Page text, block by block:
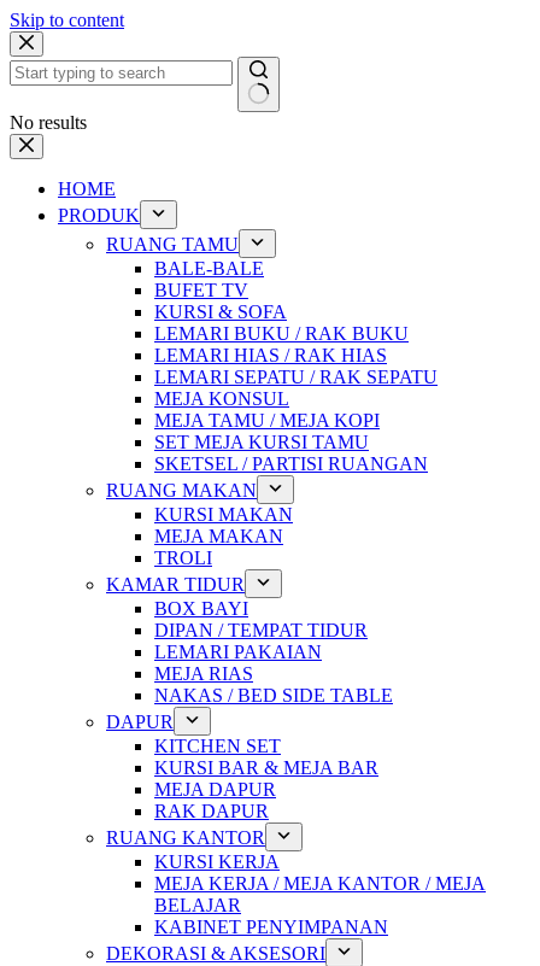
Skip to content
No results
HOME
PRODUK
RUANG TAMU
BALE-BALE
BUFET TV
KURSI & SOFA
LEMARI BUKU / RAK BUKU
LEMARI HIAS / RAK HIAS
LEMARI SEPATU / RAK SEPATU
MEJA KONSUL
MEJA TAMU / MEJA KOPI
SET MEJA KURSI TAMU
SKETSEL / PARTISI RUANGAN
RUANG MAKAN
KURSI MAKAN
MEJA MAKAN
TROLI
KAMAR TIDUR
BOX BAYI
DIPAN / TEMPAT TIDUR
LEMARI PAKAIAN
MEJA RIAS
NAKAS / BED SIDE TABLE
DAPUR
KITCHEN SET
KURSI BAR & MEJA BAR
MEJA DAPUR
RAK DAPUR
RUANG KANTOR
KURSI KERJA
MEJA KERJA / MEJA KANTOR / MEJA
BELAJAR
KABINET PENYIMPANAN
DEKORASI & AKSESORI